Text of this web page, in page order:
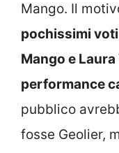
Mango. Il
pochissimi
Mango e
performance
pubblico
fosse Geolier,